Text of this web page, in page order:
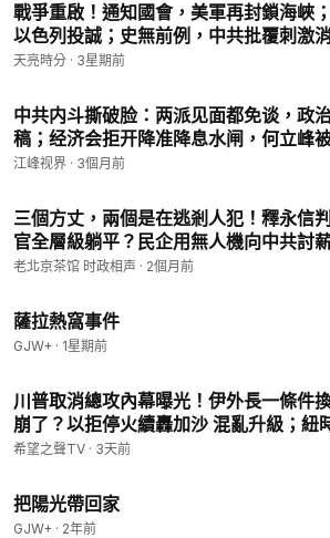
戰爭重啟！通知國會，美軍再封鎖海峽
以色列投誠；史無前例，中共批覆刺激
亮論政第2041集 20260713)
天亮時分 · 3星期前
中共内斗撕破脸：两派见面都免谈，政
稿；经济会拒开降准降息水闸，何立峰
李强AI护身牌被套狗链 【江峰視界
江峰视界 · 3個月前
三個方丈，兩個是在逃剎人犯！釋永信
官全層級躺平？民企用無人機向中共討
國成超高層爛尾國家！（老北京茶館/第
老北京茶馆 时政相声 · 2個月前
薩拉熱窩事件
GJW+ · 1星期前
川普取消總攻內幕曝光！伊外長一條件
崩了？以拒停火續轟加沙 混亂升級；紐
司法部傳喚【全球視野】
希望之聲TV · 3天前
把陽光帶回家
GJW+ · 2年前